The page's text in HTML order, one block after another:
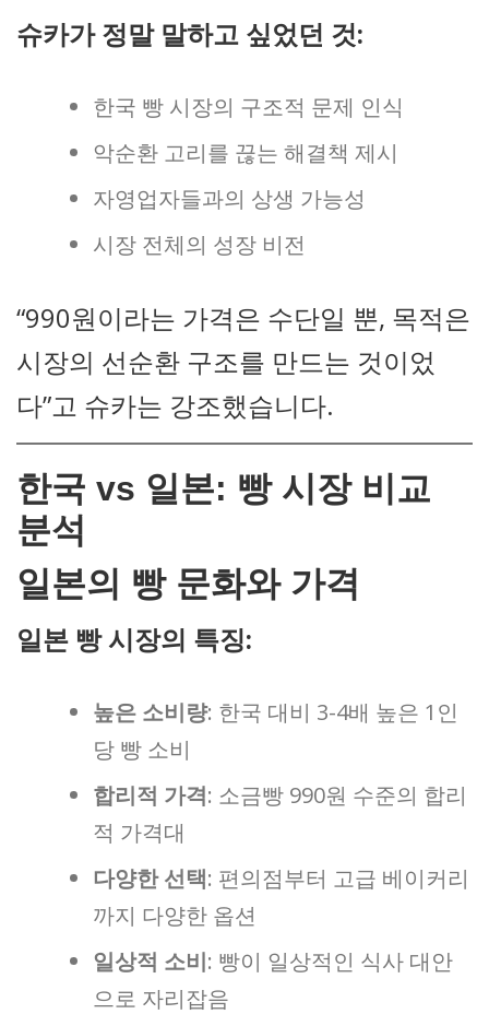
슈카가 정말 말하고 싶었던 것:
한국 빵 시장의 구조적 문제 인식
악순환 고리를 끊는 해결책 제시
자영업자들과의 상생 가능성
시장 전체의 성장 비전
“990원이라는 가격은 수단일 뿐, 목적은
시장의 선순환 구조를 만드는 것이었
다”고 슈카는 강조했습니다.
한국 vs 일본: 빵 시장 비교
분석
일본의 빵 문화와 가격
일본 빵 시장의 특징:
높은 소비량: 한국 대비 3-4배 높은 1인
당 빵 소비
합리적 가격: 소금빵 990원 수준의 합리
적 가격대
다양한 선택: 편의점부터 고급 베이커리
까지 다양한 옵션
일상적 소비: 빵이 일상적인 식사 대안
으로 자리잡음